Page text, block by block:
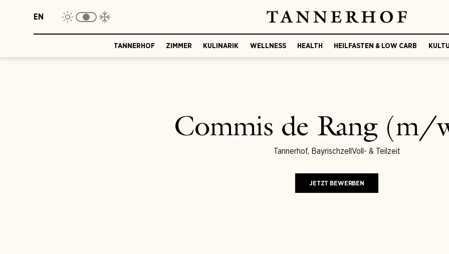
EN
TANNERHOF ZIMMER KULINARIK WELLNESS HEALTH HEILFASTEN & LOW CARB
Commis de Rang
Tannerhof, BayrischzellVoll- & Teilzeit
JETZT BEWERBEN